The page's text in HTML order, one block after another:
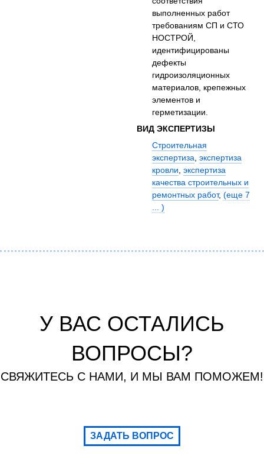
выполненных работ
требованиям СП и СТО
НОСТРОЙ,
идентифицированы
дефекты
гидроизоляционных
материалов, крепежных
элементов и
герметизации.
ВИД ЭКСПЕРТИЗЫ
Строительная
экспертиза,экспертиза
кровли,экспертиза
качества строительных и
ремонтных работ,(еще 7
... )
У ВАС ОСТАЛИСЬ
ВОПРОСЫ?
СВЯЖИТЕСЬ С НАМИ, И МЫ ВАМ ПОМОЖЕМ!
ЗАДАТЬ ВОПРОС